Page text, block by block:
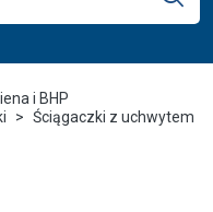
i BHP
Ściągaczki z uchwytem